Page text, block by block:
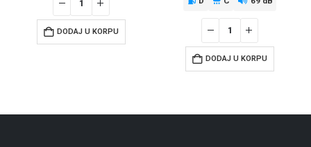
DODAJ U KORPU
DODAJ U KORPU